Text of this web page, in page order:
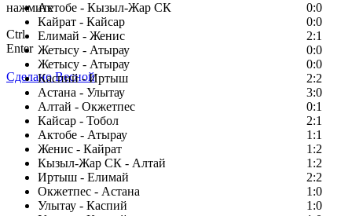
Актобе - Кызыл-Жар СК
0:0
Кайрат - Кайсар
0:0
Елимай - Женис
2:1
Жетысу - Атырау
0:0
Жетысу - Атырау
0:0
Каспий - Иртыш
2:2
Астана - Улытау
3:0
Алтай - Окжетпес
0:1
Кайсар - Тобол
2:1
Актобе - Атырау
1:1
Женис - Кайрат
1:2
Кызыл-Жар СК - Алтай
1:2
Иртыш - Елимай
2:2
Окжетпес - Астана
1:0
Улытау - Каспий
1:0
нажмите
Ctrl
Enter
Сделано Весной